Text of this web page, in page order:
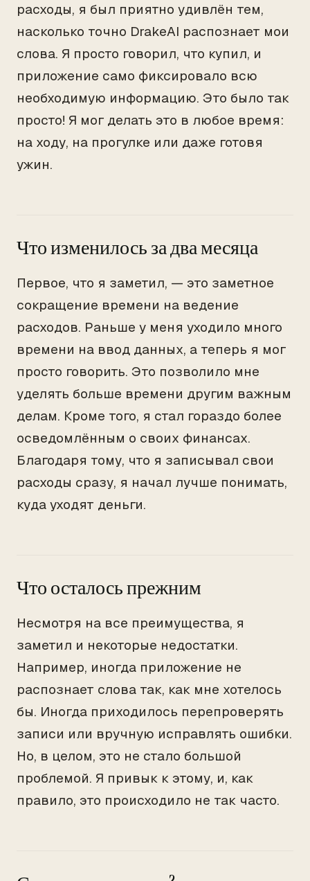
расходы, я был приятно удивлён тем,
насколько точно DrakeAI распознает мои
слова. Я просто говорил, что купил, и
приложение само фиксировало всю
необходимую информацию. Это было так
просто! Я мог делать это в любое время:
на ходу, на прогулке или даже готовя
ужин.
Что изменилось за два месяца
Первое, что я заметил, — это заметное
сокращение времени на ведение
расходов. Раньше у меня уходило много
времени на ввод данных, а теперь я мог
просто говорить. Это позволило мне
уделять больше времени другим важным
делам. Кроме того, я стал гораздо более
осведомлённым о своих финансах.
Благодаря тому, что я записывал свои
расходы сразу, я начал лучше понимать,
куда уходят деньги.
Что осталось прежним
Несмотря на все преимущества, я
заметил и некоторые недостатки.
Например, иногда приложение не
распознает слова так, как мне хотелось
бы. Иногда приходилось перепроверять
записи или вручную исправлять ошибки.
Но, в целом, это не стало большой
проблемой. Я привык к этому, и, как
правило, это происходило не так часто.